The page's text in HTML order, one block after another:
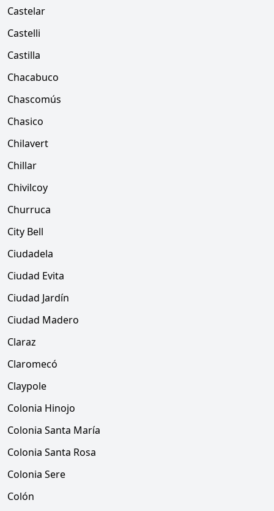
Castelar
Castelli
Castilla
Chacabuco
Chascomús
Chasico
Chilavert
Chillar
Chivilcoy
Churruca
City Bell
Ciudadela
Ciudad Evita
Ciudad Jardín
Ciudad Madero
Claraz
Claromecó
Claypole
Colonia Hinojo
Colonia Santa María
Colonia Santa Rosa
Colonia Sere
Colón